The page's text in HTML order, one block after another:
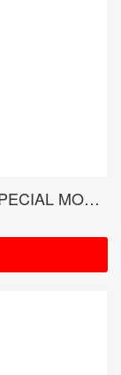
EMPiRE MAHO ロイヤル会員限定 SPECIAL MODEL (受注生産品)